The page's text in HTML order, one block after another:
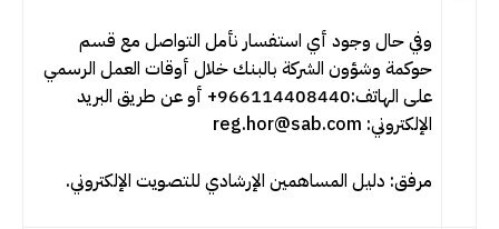
وفي حال وجود أي استفسار نأمل التواصل مع قسم
حوكمة وشؤون الشركة بالبنك خلال أوقات العمل الرسمي
على الهاتف:966114408440+ أو عن طريق البريد
الإلكتروني: reg.hor@sab.com
مرفق: دليل المساهمين الإرشادي للتصويت الإلكتروني.